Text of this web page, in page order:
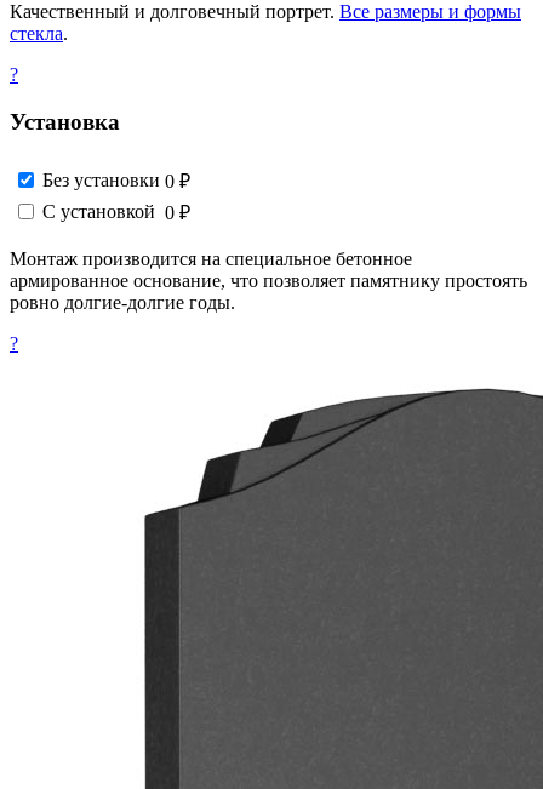
Качественный и долговечный портрет. Все размеры и формы
стекла.
?
Установка
Без установки 0 ₽
С установкой 0 ₽
Монтаж производится на специальное бетонное
армированное основание, что позволяет памятнику простоять
ровно долгие-долгие годы.
?